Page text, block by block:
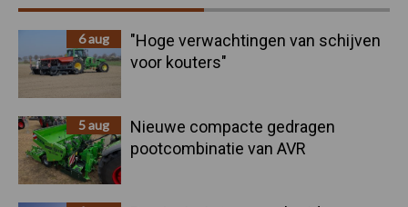
Sidebar
6 aug
"Hoge verwachtingen van schijven
voor kouters"
5 aug
Nieuwe compacte gedragen
pootcombinatie van AVR